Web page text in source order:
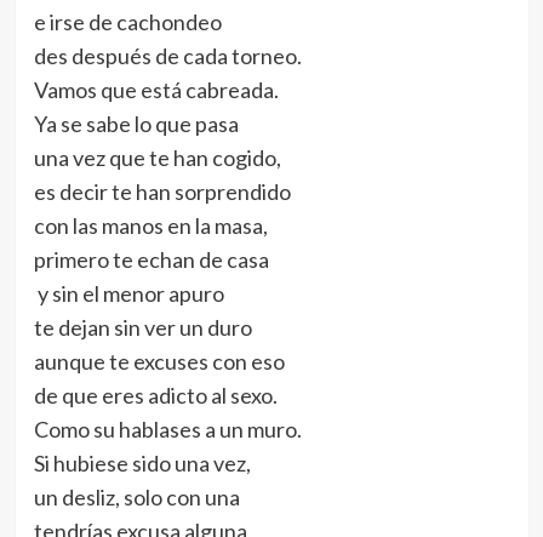
e irse de cachondeo
des después de cada torneo.
Vamos que está cabreada.
Ya se sabe lo que pasa
una vez que te han cogido,
es decir te han sorprendido
con las manos en la masa,
primero te echan de casa
y sin el menor apuro
te dejan sin ver un duro
aunque te excuses con eso
de que eres adicto al sexo.
Como su hablases a un muro.
Si hubiese sido una vez,
un desliz, solo con una
tendrías excusa alguna,